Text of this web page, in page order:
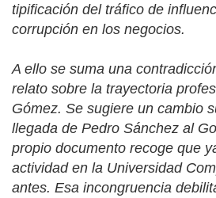
tipificación del tráfico de
corrupción en los negocios.
A ello se suma una
relato sobre la trayectoria
Gómez. Se sugiere un cambio
llegada de Pedro Sánchez al
propio documento recoge que
actividad en la Universidad
antes. Esa incongruencia